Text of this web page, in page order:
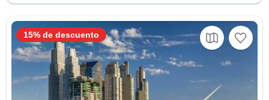
15% de descuento